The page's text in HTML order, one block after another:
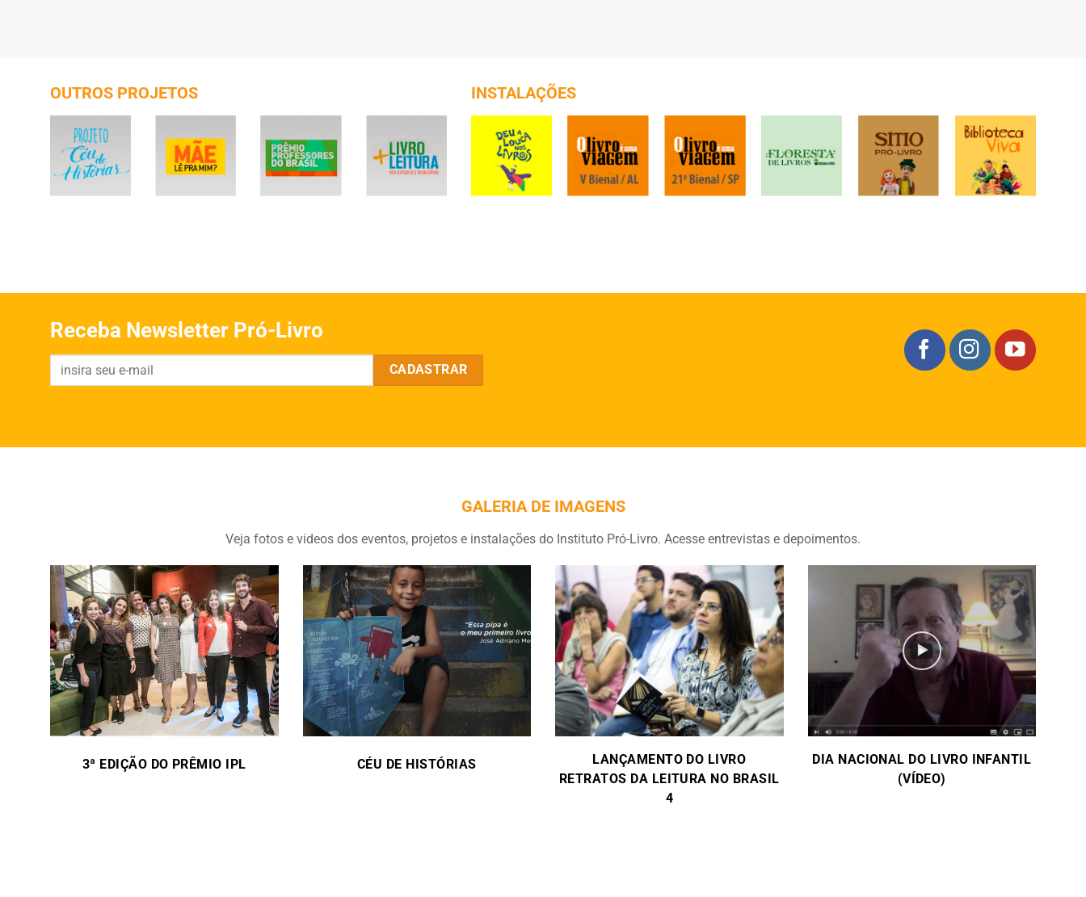
OUTROS PROJETOS INSTALAÇÕES
Receba Newsletter Pró-Livro
GALERIA DE IMAGENS
Veja fotos e videos dos eventos, projetos e instalações do Instituto Pró-Livro. Acesse entrevistas e depoimentos.
3ª EDIÇÃO DO PRÊMIO IPL CÉU DE HISTÓRIAS
LANÇAMENTO DO LIVRO
RETRATOS DA LEITURA NO BRASIL
4
DIA NACIONAL DO LIVRO INFANTIL
(VÍDEO)